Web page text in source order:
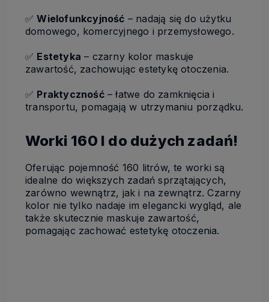
✅ Wielofunkcyjność – nadają się do użytku
domowego, komercyjnego i przemysłowego.
✅ Estetyka – czarny kolor maskuje
zawartość, zachowując estetykę otoczenia.
✅ Praktyczność– łatwe do zamknięcia i
transportu, pomagają w utrzymaniu porządku.
Worki 160 l do dużych zadań!
Oferując pojemność 160 litrów, te worki są
idealne do większych zadań sprzątających,
zarówno wewnątrz, jak i na zewnątrz. Czarny
kolor nie tylko nadaje im elegancki wygląd, ale
także skutecznie maskuje zawartość,
pomagając zachować estetykę otoczenia.